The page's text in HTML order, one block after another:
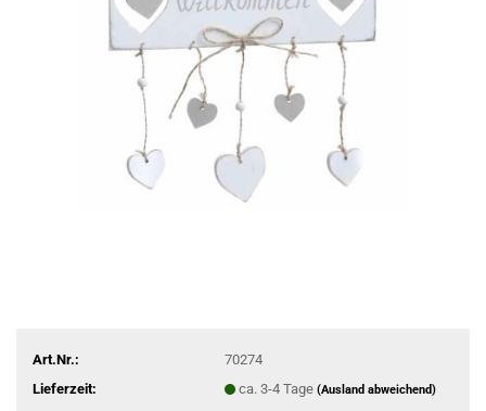
Art.Nr.:
70274
Lieferzeit:
ca. 3-4 Tage (Ausland abweichend)